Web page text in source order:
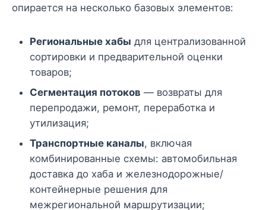
опирается на несколько базовых элементов:
Региональные хабы для централизованной
сортировки и предварительной оценки
товаров;
Сегментация потоков — возвраты для
перепродажи, ремонт, переработка и
утилизация;
Транспортные каналы, включая
комбинированные схемы: автомобильная
доставка до хаба и железнодорожные/
контейнерные решения для
межрегиональной маршрутизации;